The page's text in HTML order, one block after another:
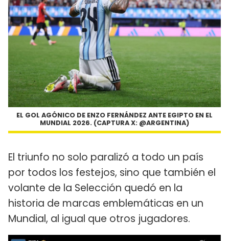
EL GOL AGÓNICO DE ENZO FERNÁNDEZ ANTE EGIPTO EN EL
MUNDIAL 2026. (CAPTURA X: @ARGENTINA)
El triunfo no solo paralizó a todo un país
por todos los festejos, sino que también el
volante de la Selección quedó en la
historia de marcas emblemáticas en un
Mundial, al igual que otros jugadores.